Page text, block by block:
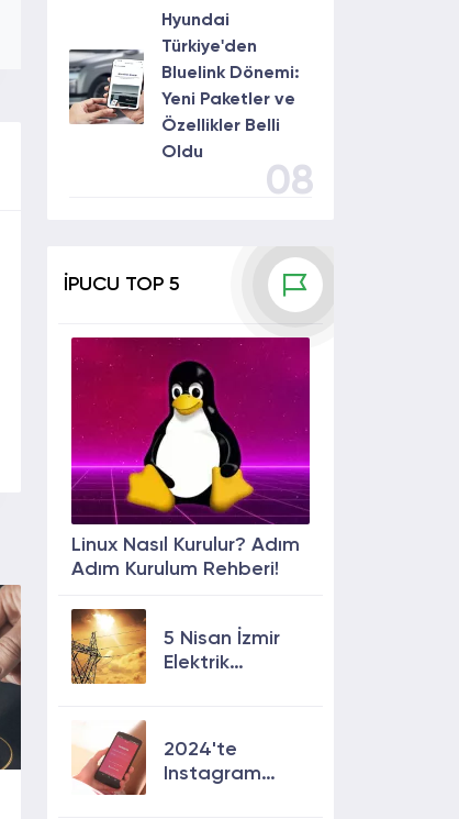
Hyundai
Türkiye'den
Bluelink Dönemi:
Yeni Paketler ve
Özellikler Belli
Oldu
08
İPUCU TOP 5
Linux Nasıl Kurulur? Adım
Adım Kurulum Rehberi!
5 Nisan İzmir
Elektrik
2024'te
Instagram